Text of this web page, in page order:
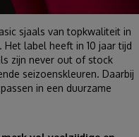
sjaals van topkwaliteit in
label heeft in 10 jaar tijd
zijn never out of stock
seizoenskleuren. Daarbij
in een duurzame